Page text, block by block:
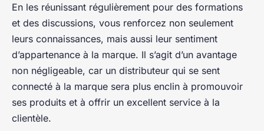
En les réunissant régulièrement pour des formations
et des discussions, vous renforcez non seulement
leurs connaissances, mais aussi leur sentiment
d’appartenance à la marque. Il s’agit d’un avantage
non négligeable, car un distributeur qui se sent
connecté à la marque sera plus enclin à promouvoir
ses produits et à offrir un excellent service à la
clientèle.